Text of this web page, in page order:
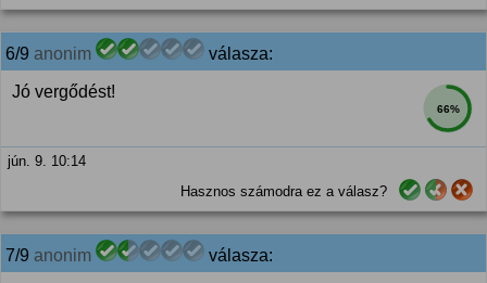
6/9 anonim válasza:
66%
Jó vergődést!
jún. 9. 10:14
Hasznos számodra ez a válasz?
7/9 anonim válasza: